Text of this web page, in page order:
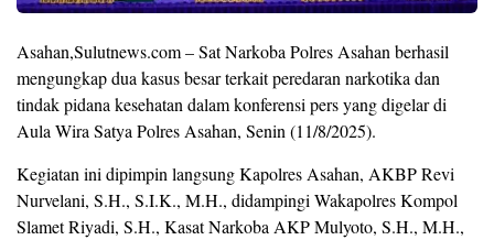
Asahan,Sulutnews.com – Sat Narkoba Polres Asahan berhasil
mengungkap dua kasus besar terkait peredaran narkotika dan
tindak pidana kesehatan dalam konferensi pers yang digelar di
Aula Wira Satya Polres Asahan, Senin (11/8/2025).
Kegiatan ini dipimpin langsung Kapolres Asahan, AKBP Revi
Nurvelani, S.H., S.I.K., M.H., didampingi Wakapolres Kompol
Slamet Riyadi, S.H., Kasat Narkoba AKP Mulyoto, S.H., M.H.,